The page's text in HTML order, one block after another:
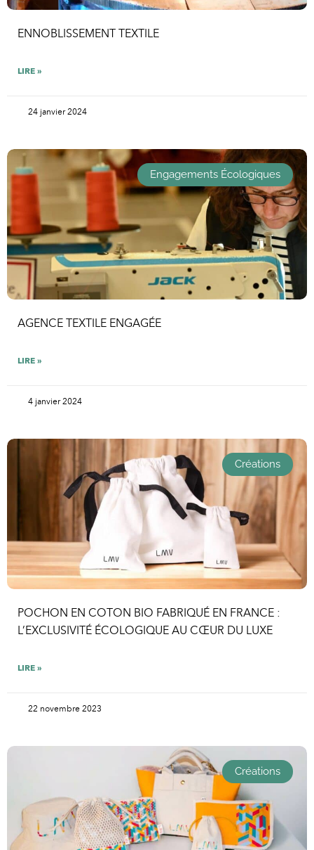
ENNOBLISSEMENT TEXTILE
LIRE »
24 janvier 2024
Engagements Écologiques
AGENCE TEXTILE ENGAGÉE
LIRE »
4 janvier 2024
Créations
POCHON EN COTON BIO FABRIQUÉ EN FRANCE :
L’EXCLUSIVITÉ ÉCOLOGIQUE AU CŒUR DU LUXE
LIRE »
22 novembre 2023
Créations